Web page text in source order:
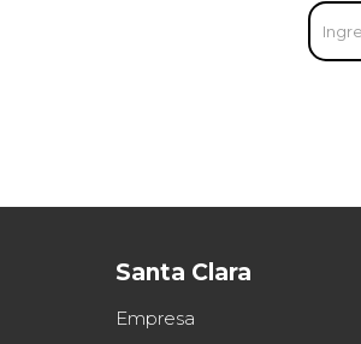
Santa Clara
Empresa